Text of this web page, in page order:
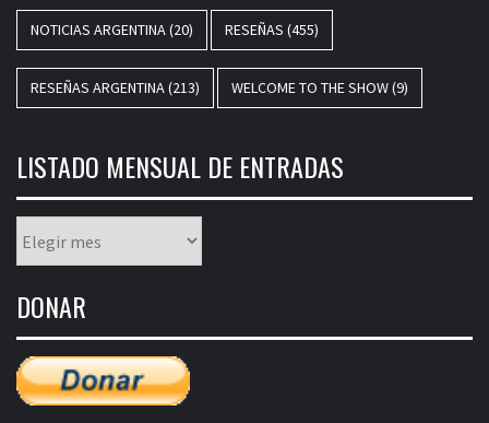
NOTICIAS ARGENTINA(20) RESEÑAS (455)
RESEÑAS ARGENTINA(213) WELCOME TO THE SHOW(9)
LISTADO MENSUAL DE ENTRADAS
mensual
entradas
DONAR